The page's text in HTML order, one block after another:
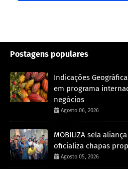
Postagens populares
Indicações
em programa
negócios
Agosto 06, 2026
MOBILIZA sela
oficializa chapas
Agosto 05, 2026